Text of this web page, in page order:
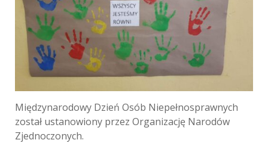
Międzynarodowy Dzień Osób Niepełnosprawnych
został ustanowiony przez Organizację Narodów
Zjednoczonych.